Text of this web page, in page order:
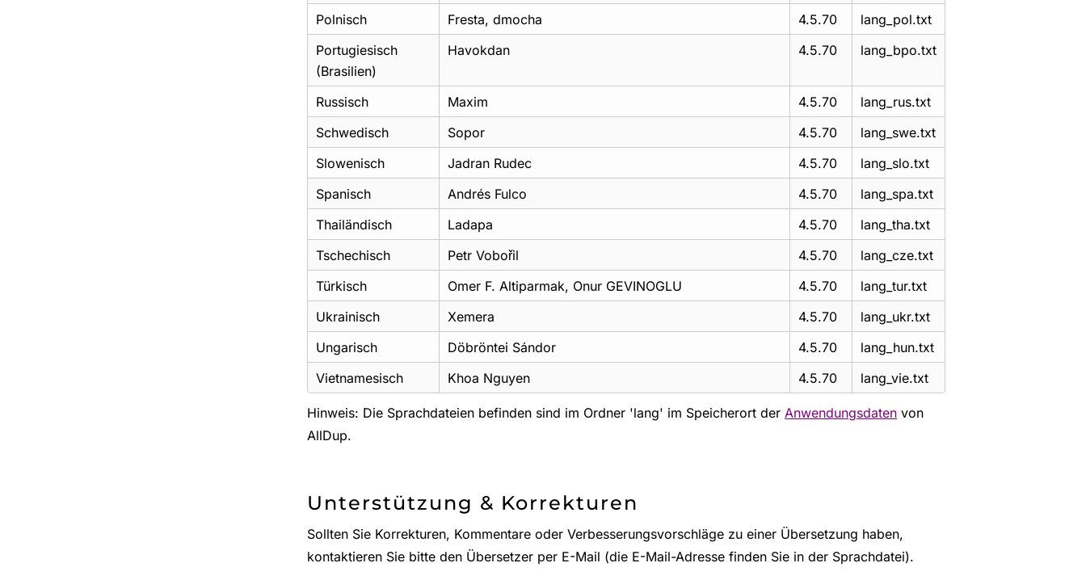
Polnisch
Fresta, dmocha 4.5.70
lang_pol.txt
Portugiesisch
(Brasilien)
Havokdan 4.5.70 lang_bpo.txt
Russisch Maxim 4.5.70
lang_rus.txt
Schwedisch
Sopor 4.5.70
lang_swe.txt
Slowenisch
Jadran Rudec 4.5.70
lang_slo.txt
Spanisch
Andrés Fulco 4.5.70
lang_spa.txt
Thailändisch
Ladapa 4.5.70
lang_tha.txt
Tschechisch
Petr Vobořil 4.5.70
lang_cze.txt
Türkisch
Omer F. Altiparmak, Onur GEVINOGLU 4.5.70
lang_tur.txt
Ukrainisch
Xemera 4.5.70
lang_ukr.txt
Ungarisch
Döbröntei Sándor 4.5.70
lang_hun.txt
Vietnamesisch
Khoa Nguyen 4.5.70 lang_vie.txt
Hinweis: Die Sprachdateien befinden sind im Ordner 'lang' im Speicherort der Anwendungsdaten von
AllDup.
Unterstützung & Korrekturen
Sollten Sie Korrekturen, Kommentare oder Verbesserungsvorschläge zu einer Übersetzung haben,
kontaktieren Sie bitte den Übersetzer per E-Mail (die E-Mail-Adresse finden Sie in der Sprachdatei).